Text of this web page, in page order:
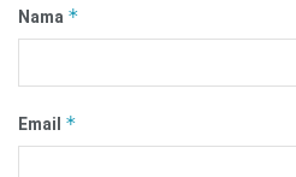
Nama *
Email *